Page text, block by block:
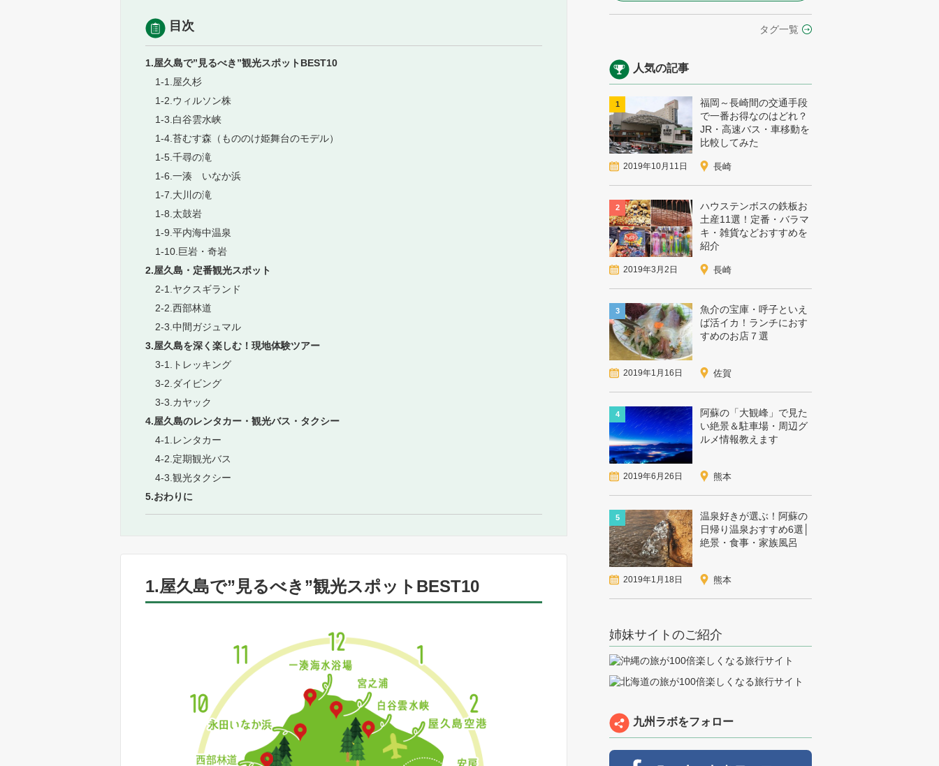
目次
1.屋久島で”見るべき”観光スポットBEST10
1-1.屋久杉
1-2.ウィルソン株
1-3.白谷雲水峡
1-4.苔むす森（もののけ姫舞台のモデル）
1-5.千尋の滝
1-6.一湊 いなか浜
1-7.大川の滝
1-8.太鼓岩
1-9.平内海中温泉
1-10.巨岩・奇岩
2.屋久島・定番観光スポット
2-1.ヤクスギランド
2-2.西部林道
2-3.中間ガジュマル
3.屋久島を深く楽しむ！現地体験ツアー
3-1.トレッキング
3-2.ダイビング
3-3.カヤック
4.屋久島のレンタカー・観光バス・タクシー
4-1.レンタカー
4-2.定期観光バス
4-3.観光タクシー
5.おわりに
1.屋久島で”見るべき”観光スポットBEST10
タグ一覧
人気の記事
1
福岡～長崎間の交通手段
で一番お得なのはどれ？
JR・高速バス・車移動を
比較してみた
2019年10月11日 長崎
2
ハウステンボスの鉄板お
土産11選！定番・バラマ
キ・雑貨などおすすめを
紹介
2019年3月2日 長崎
3
魚介の宝庫・呼子といえ
ば活イカ！ランチにおす
すめのお店７選
2019年1月16日 佐賀
4
阿蘇の「大観峰」で見た
い絶景＆駐車場・周辺グ
ルメ情報教えます
2019年6月26日 熊本
5
温泉好きが選ぶ！阿蘇の
日帰り温泉おすすめ6選│
絶景・食事・家族風呂
2019年1月18日 熊本
姉妹サイトのご紹介
九州ラボをフォロー